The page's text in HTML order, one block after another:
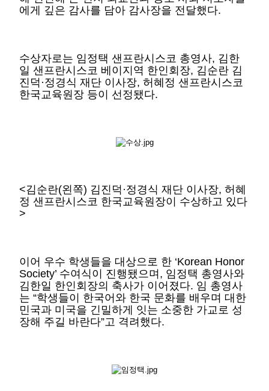
에게 깊은 감사를 담아 감사장을 전달했다.
수상자로는 임정택 샌프란시스코 총영사, 김한
일 샌프란시스코 베이지역 한인회장, 김순란 김
진덕·정경식 재단 이사장, 허혜정 샌프란시스코
한국교육원장 등이 선정됐다.
<김순란(왼쪽) 김진덕·정경식 재단 이사장, 허혜
정 샌프란시스코 한국교육원장이 수상하고 있다
>
이어 우수 학생들을 대상으로 한 ‘Korean Honor
Society’ 수여식이 진행됐으며, 임정택 총영사와
김한일 한인회장의 축사가 이어졌다. 임 총영사
는 “학생들이 한국어와 한국 문화를 배우며 대한
민국과 미국을 긴밀하게 잇는 소중한 가교로 성
장해 주길 바란다”고 격려했다.